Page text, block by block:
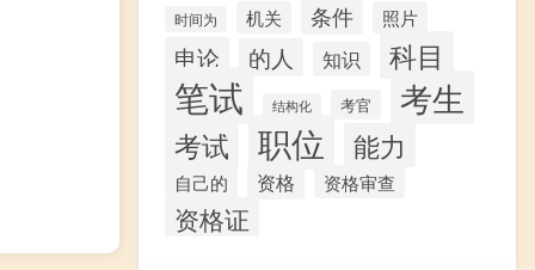
时间为 机关 条件 照片
申论 的人 知识 科目
笔试 结构化 考官 考生
考试 职位 能力
自己的 资格 资格审查
资格证